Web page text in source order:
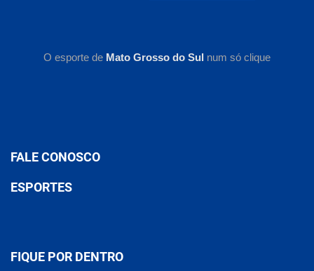
O esporte de Mato Grosso do Sul num só clique
FALE CONOSCO
ESPORTES
FIQUE POR DENTRO